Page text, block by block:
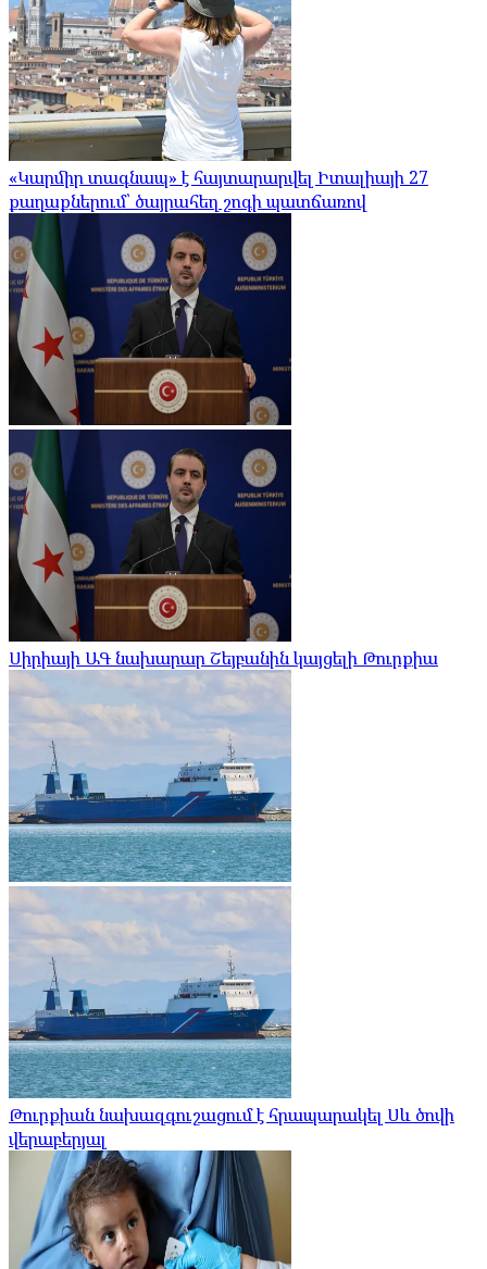
«Կարմիր տագնապ» է հայտարարվել Իտալիայի 27
քաղաքներում՝ ծայրահեղ շոգի պատճառով
Սիրիայի ԱԳ նախարար Շեյբանին կայցելի Թուրքիա
Թուրքիան նախազգուշացում է հրապարակել Սև ծովի
վերաբերյալ